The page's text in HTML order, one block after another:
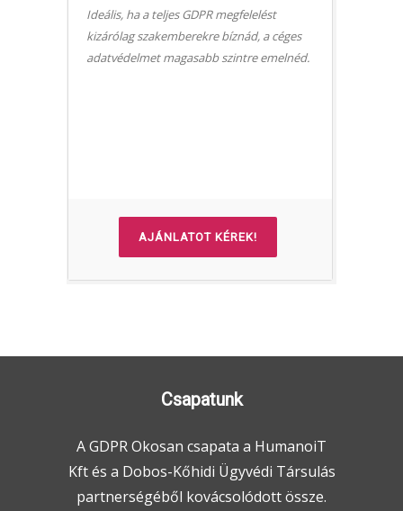
Ideális, ha a teljes GDPR megfelelést
kizárólag szakemberekre bíznád, a céges
adatvédelmet magasabb szintre emelnéd.
AJÁNLATOT KÉREK!
Csapatunk
A GDPR Okosan csapata a HumanoiT
Kft és a Dobos-Kőhidi Ügyvédi Társulás
partnerségéből kovácsolódott össze.